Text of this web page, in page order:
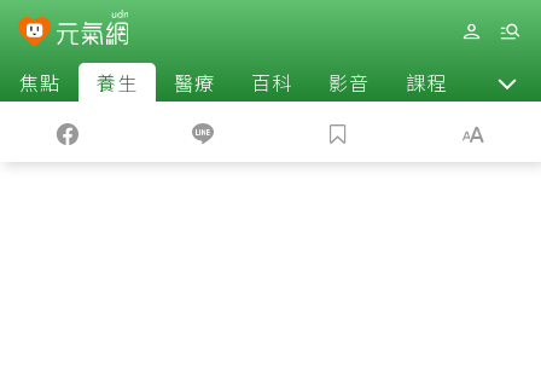
焦點 養生 醫療 百科 影音 課程 退休